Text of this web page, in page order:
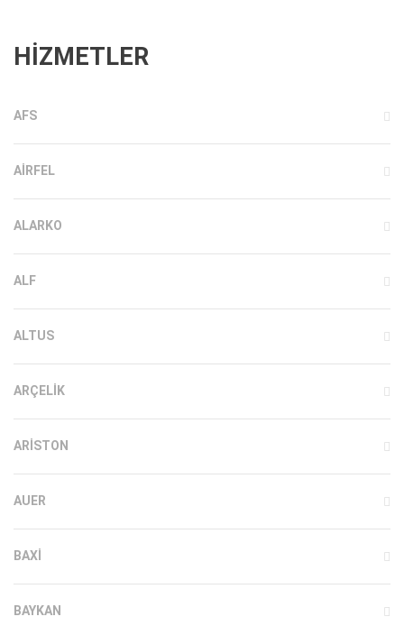
HİZMETLER
AFS
AIRFEL
ALARKO
ALF
ALTUS
ARÇELIK
ARISTON
AUER
BAXI
BAYKAN